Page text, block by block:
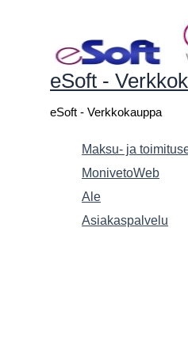
eSoft -
eSoft - Verkkokauppa
Maksu- ja
MonivetoWeb
Ale
Asiakaspalvelu